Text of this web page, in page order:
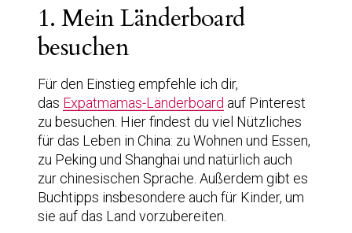
1. Mein Länderboard
besuchen
Für den Einstieg empfehle ich dir,
das Expatmamas-Länderboard auf Pinterest
zu besuchen. Hier findest du viel Nützliches
für das Leben in China: zu Wohnen und Essen,
zu Peking und Shanghai und natürlich auch
zur chinesischen Sprache. Außerdem gibt es
Buchtipps insbesondere auch für Kinder, um
sie auf das Land vorzubereiten.